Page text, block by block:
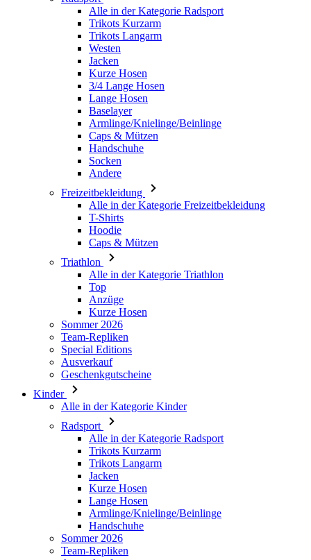
Kurze Hosen
3/4 Lange Hosen
Lange Hosen
Baselayer
Armlinge/Knielinge/Beinlinge
Caps & Mützen
Handschuhe
Socken
Andere
Freizeitbekleidung
Alle in der Kategorie Freizeitbekleidung
T-Shirts
Hoodie
Caps & Mützen
Triathlon
Alle in der Kategorie Triathlon
Top
Anzüge
Kurze Hosen
Sommer 2026
Team-Repliken
Special Editions
Ausverkauf
Geschenkgutscheine
Kinder
Alle in der Kategorie Kinder
Radsport
Alle in der Kategorie Radsport
Trikots Langarm
Jacken
Kurze Hosen
Lange Hosen
Armlinge/Knielinge/Beinlinge
Handschuhe
Sommer 2026
Team-Repliken
Ausverkauf
Special Editions
Geschenkgutscheine
Individuelles Design
Stories